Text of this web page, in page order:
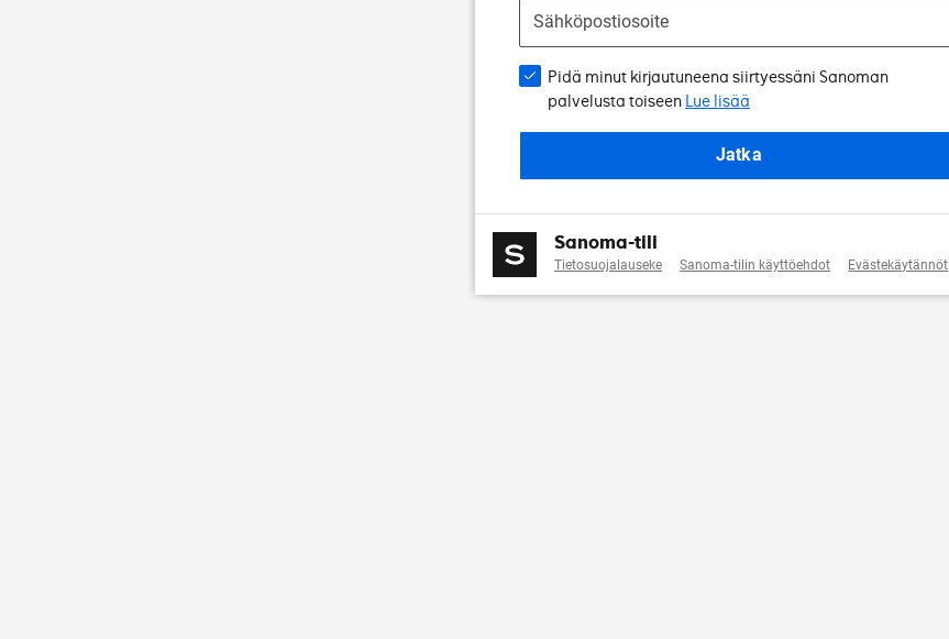
Pidä minut kirjautuneena siirtyessäni Sanoman
palvelusta toiseen Lue lisää
Jatka
Sanoma-tili
Tietosuojalauseke Sanoma-tilin käyttöehdot Evästekäytännöt